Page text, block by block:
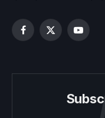
Facebook
X